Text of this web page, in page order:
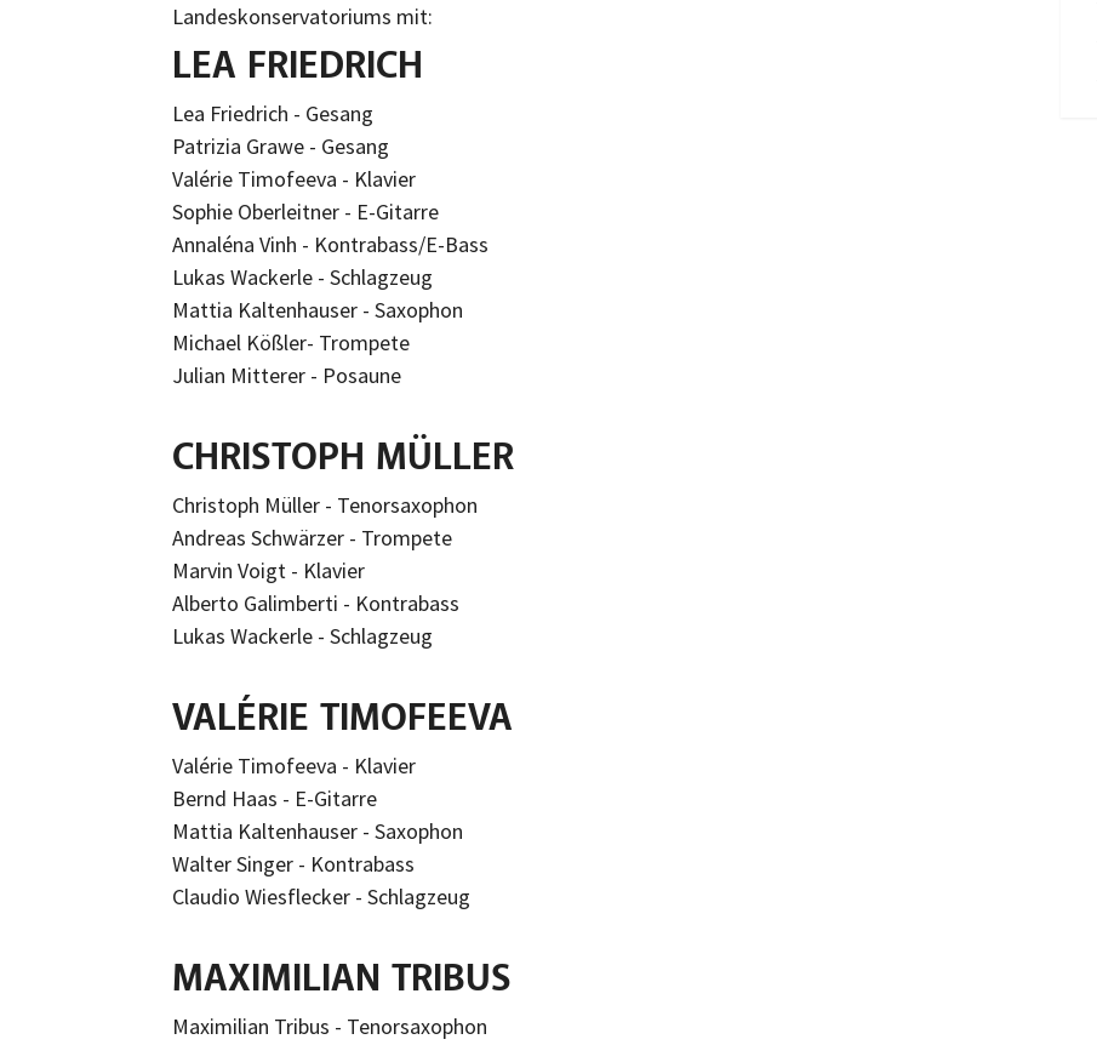
Landeskonservatoriums mit:
LEA FRIEDRICH
Lea Friedrich - Gesang
Patrizia Grawe - Gesang
Valérie Timofeeva - Klavier
Sophie Oberleitner - E-Gitarre
Annaléna Vinh - Kontrabass/E-Bass
Lukas Wackerle - Schlagzeug
Mattia Kaltenhauser - Saxophon
Michael Kößler- Trompete
Julian Mitterer - Posaune
CHRISTOPH MÜLLER
Christoph Müller - Tenorsaxophon
Andreas Schwärzer - Trompete
Marvin Voigt - Klavier
Alberto Galimberti - Kontrabass
Lukas Wackerle - Schlagzeug
VALÉRIE TIMOFEEVA
Valérie Timofeeva - Klavier
Bernd Haas - E-Gitarre
Mattia Kaltenhauser - Saxophon
Walter Singer - Kontrabass
Claudio Wiesflecker - Schlagzeug
MAXIMILIAN TRIBUS
Maximilian Tribus - Tenorsaxophon